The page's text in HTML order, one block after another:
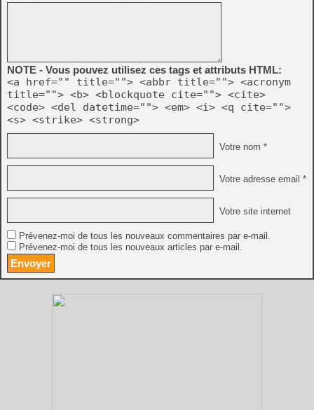
NOTE - Vous pouvez utilisez ces tags et attributs HTML:
<a href="" title=""> <abbr title=""> <acronym
title=""> <b> <blockquote cite=""> <cite>
<code> <del datetime=""> <em> <i> <q cite="">
<s> <strike> <strong>
Votre nom *
Votre adresse email *
Votre site internet
Prévenez-moi de tous les nouveaux commentaires par e-mail.
Prévenez-moi de tous les nouveaux articles par e-mail.